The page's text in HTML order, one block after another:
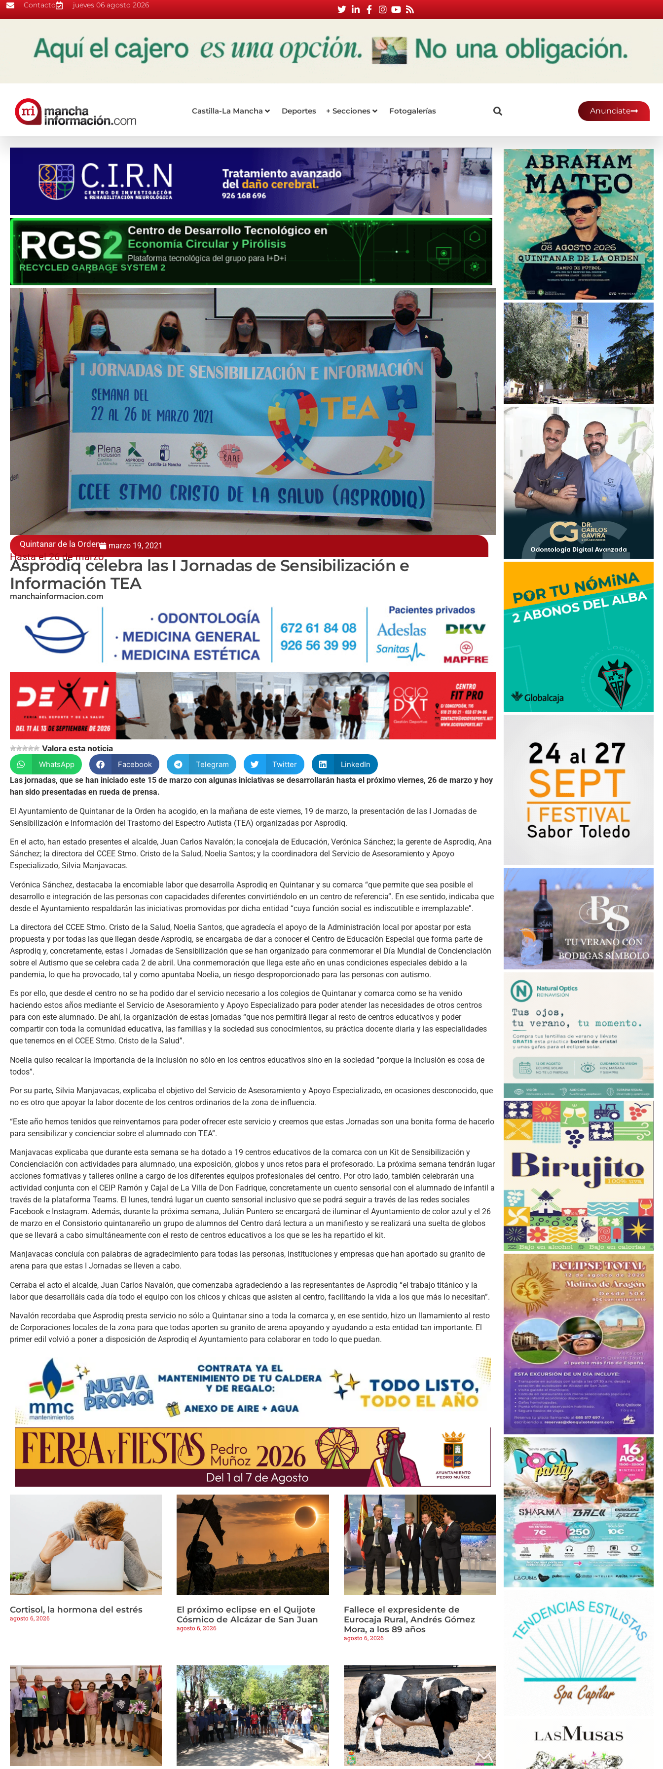
Contacto jueves 06 agosto 2026
Castilla-La Mancha Deportes + Secciones Fotogalerías Anunciate
Quintanar de la Orden marzo 19, 2021
Hasta el 26 de marzo
Asprodiq celebra las I Jornadas de Sensibilización e
Información TEA
manchainformacion.com
Valora esta noticia
WhatsApp Facebook Telegram Twitter
LinkedIn
Las jornadas, que se han iniciado este 15 de marzo con algunas iniciativas se desarrollarán hasta el próximo viernes, 26 de marzo y hoy
han sido presentadas en rueda de prensa.
El Ayuntamiento de Quintanar de la Orden ha acogido, en la mañana de este viernes, 19 de marzo, la presentación de las I Jornadas de
Sensibilización e Información del Trastorno del Espectro Autista (TEA) organizadas por Asprodiq.
En el acto, han estado presentes el alcalde, Juan Carlos Navalón; la concejala de Educación, Verónica Sánchez; la gerente de Asprodiq, Ana
Sánchez; la directora del CCEE Stmo. Cristo de la Salud, Noelia Santos; y la coordinadora del Servicio de Asesoramiento y Apoyo
Especializado, Silvia Manjavacas.
Verónica Sánchez, destacaba la encomiable labor que desarrolla Asprodiq en Quintanar y su comarca “que permite que sea posible el
desarrollo e integración de las personas con capacidades diferentes convirtiéndolo en un centro de referencia”. En ese sentido, indicaba que
desde el Ayuntamiento respaldarán las iniciativas promovidas por dicha entidad “cuya función social es indiscutible e irremplazable”.
La directora del CCEE Stmo. Cristo de la Salud, Noelia Santos, que agradecía el apoyo de la Administración local por apostar por esta
propuesta y por todas las que llegan desde Asprodiq, se encargaba de dar a conocer el Centro de Educación Especial que forma parte de
Asprodiq y, concretamente, estas I Jornadas de Sensibilización que se han organizado para conmemorar el Día Mundial de Concienciación
sobre el Autismo que se celebra cada 2 de abril. Una conmemoración que llega este año en unas condiciones especiales debido a la
pandemia, lo que ha provocado, tal y como apuntaba Noelia, un riesgo desproporcionado para las personas con autismo.
Es por ello, que desde el centro no se ha podido dar el servicio necesario a los colegios de Quintanar y comarca como se ha venido
haciendo estos años mediante el Servicio de Asesoramiento y Apoyo Especializado para poder atender las necesidades de otros centros
para con este alumnado. De ahí, la organización de estas jornadas “que nos permitirá llegar al resto de centros educativos y poder
compartir con toda la comunidad educativa, las familias y la sociedad sus conocimientos, su práctica docente diaria y las especialidades
que tenemos en el CCEE Stmo. Cristo de la Salud”.
Noelia quiso recalcar la importancia de la inclusión no sólo en los centros educativos sino en la sociedad “porque la inclusión es cosa de
todos”.
Por su parte, Silvia Manjavacas, explicaba el objetivo del Servicio de Asesoramiento y Apoyo Especializado, en ocasiones desconocido, que
no es otro que apoyar la labor docente de los centros ordinarios de la zona de influencia.
“Este año hemos tenidos que reinventarnos para poder ofrecer este servicio y creemos que estas Jornadas son una bonita forma de hacerlo
para sensibilizar y concienciar sobre el alumnado con TEA”.
Manjavacas explicaba que durante esta semana se ha dotado a 19 centros educativos de la comarca con un Kit de Sensibilización y
Concienciación con actividades para alumnado, una exposición, globos y unos retos para el profesorado. La próxima semana tendrán lugar
acciones formativas y talleres online a cargo de los diferentes equipos profesionales del centro. Por otro lado, también celebrarán una
actividad conjunta con el CEIP Ramón y Cajal de La Villa de Don Fadrique, concretamente un cuento sensorial con el alumnado de infantil a
través de la plataforma Teams. El lunes, tendrá lugar un cuento sensorial inclusivo que se podrá seguir a través de las redes sociales
Facebook e Instagram. Además, durante la próxima semana, Julián Puntero se encargará de iluminar el Ayuntamiento de color azul y el 26
de marzo en el Consistorio quintanareño un grupo de alumnos del Centro dará lectura a un manifiesto y se realizará una suelta de globos
que se llevará a cabo simultáneamente con el resto de centros educativos a los que se les ha repartido el kit.
Manjavacas concluía con palabras de agradecimiento para todas las personas, instituciones y empresas que han aportado su granito de
arena para que estas I Jornadas se lleven a cabo.
Cerraba el acto el alcalde, Juan Carlos Navalón, que comenzaba agradeciendo a las representantes de Asprodiq “el trabajo titánico y la
labor que desarrolláis cada día todo el equipo con los chicos y chicas que asisten al centro, facilitando la vida a los que más lo necesitan”.
Navalón recordaba que Asprodiq presta servicio no sólo a Quintanar sino a toda la comarca y, en ese sentido, hizo un llamamiento al resto
de Corporaciones locales de la zona para que todas aporten su granito de arena apoyando y ayudando a esta entidad tan importante. El
primer edil volvió a poner a disposición de Asprodiq el Ayuntamiento para colaborar en todo lo que puedan.
Cortisol, la hormona del estrés
agosto 6, 2026
El próximo eclipse en el Quijote
Cósmico de Alcázar de San Juan
agosto 6, 2026
Fallece el expresidente de
Eurocaja Rural, Andrés Gómez
Mora, a los 89 años
agosto 6, 2026